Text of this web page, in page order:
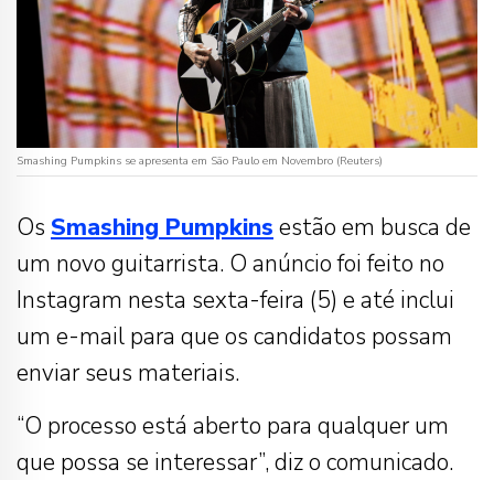
Smashing Pumpkins se apresenta em São Paulo em Novembro (Reuters)
Os Smashing Pumpkins estão em busca de
um novo guitarrista. O anúncio foi feito no
Instagram nesta sexta-feira (5) e até inclui
um e-mail para que os candidatos possam
enviar seus materiais.
“O processo está aberto para qualquer um
que possa se interessar”, diz o comunicado.